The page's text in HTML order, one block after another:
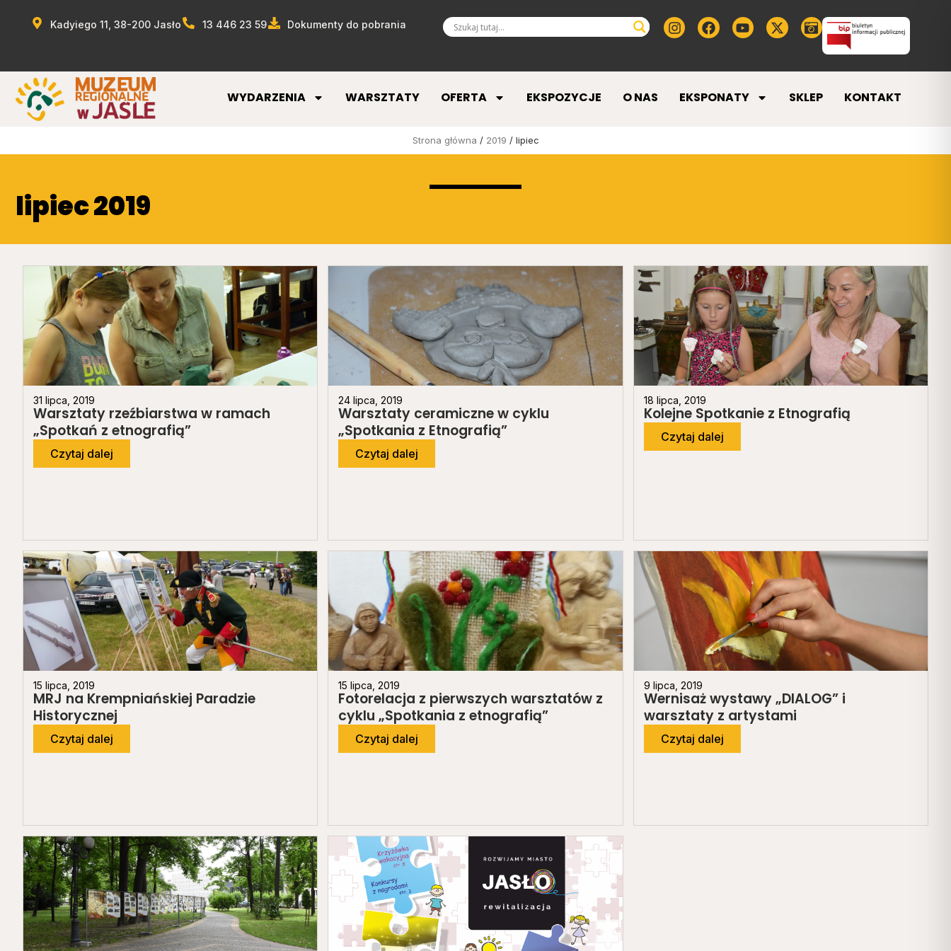
Kadyiego 11, 38-200 Jasło 13 446 23 59 Dokumenty do pobrania
WYDARZENIA WARSZTATY OFERTA EKSPOZYCJE O NAS EKSPONATY SKLEP KONTAKT
Strona główna / 2019 / lipiec
lipiec 2019
31 lipca, 2019
Warsztaty rzeźbiarstwa w ramach
„Spotkań z etnografią”
Czytaj dalej
24 lipca, 2019
Warsztaty ceramiczne w cyklu
„Spotkania z Etnografią”
Czytaj dalej
18 lipca, 2019
Kolejne Spotkanie z Etnografią
Czytaj dalej
15 lipca, 2019
MRJ na Krempniańskiej Paradzie
Historycznej
Czytaj dalej
15 lipca, 2019
Fotorelacja z pierwszych warsztatów z
cyklu „Spotkania z etnografią”
Czytaj dalej
9 lipca, 2019
Wernisaż wystawy „DIALOG” i
warsztaty z artystami
Czytaj dalej